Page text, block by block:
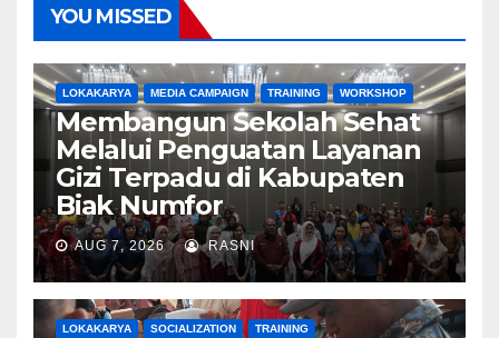
YOU MISSED
LOKAKARYA MEDIA CAMPAIGN TRAINING WORKSHOP
Membangun Sekolah Sehat
Melalui Penguatan Layanan
Gizi Terpadu di Kabupaten
Biak Numfor
AUG 7, 2026 RASNI
LOKAKARYA SOCIALIZATION TRAINING